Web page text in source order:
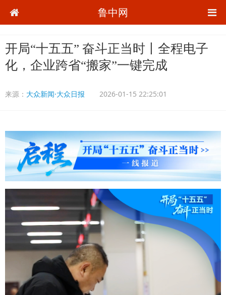
鲁中网
开局“十五五” 奋斗正当时丨全程电子
化，企业跨省“搬家”一键完成
来源： 大众新闻·大众日报 2026-01-15 22:25:01